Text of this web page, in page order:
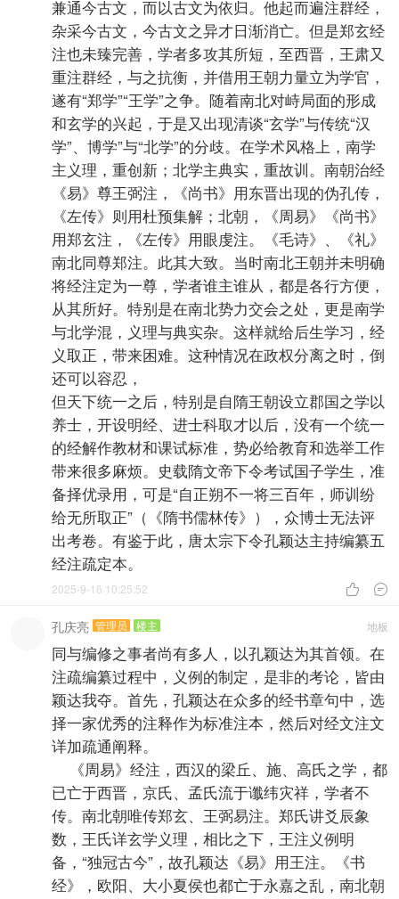
兼通今古文，而以古文为依归。他起而遍注群经，
杂采今古文，今古文之异才日渐消亡。但是郑玄经
注也未臻完善，学者多攻其所短，至西晋，王肃又
重注群经，与之抗衡，并借用王朝力量立为学官，
遂有“郑学”“王学”之争。随着南北对峙局面的形成
和玄学的兴起，于是又出现清谈“玄学”与传统“汉
学”、博学”与“北学”的分歧。在学术风格上，南学
主义理，重创新；北学主典实，重故训。南朝治经
《易》尊王弼注，《尚书》用东晋出现的伪孔传，
《左传》则用杜预集解；北朝，《周易》《尚书》
用郑玄注，《左传》用眼虔注。《毛诗》、《礼》
南北同尊郑注。此其大致。当时南北王朝并未明确
将经注定为一尊，学者谁主谁从，都是各行方便，
从其所好。特别是在南北势力交会之处，更是南学
与北学混，义理与典实杂。这样就给后生学习，经
义取正，带来困难。这种情况在政权分离之时，倒
还可以容忍，
但天下统一之后，特别是自隋王朝设立郡国之学以
养士，开设明经、进士科取才以后，没有一个统一
的经解作教材和课试标准，势必给教育和选举工作
带来很多麻烦。史载隋文帝下令考试国子学生，准
备择优录用，可是“自正朔不一将三百年，师训纷
给无所取正”（《隋书儒林传》），众博士无法评
出考卷。有鉴于此，唐太宗下令孔颖达主持编纂五
经注疏定本。
 
2025-9-16 10:25:52
地板
孔庆亮 管理员 楼主
同与编修之事者尚有多人，以孔颖达为其首领。在
注疏编纂过程中，义例的制定，是非的考论，皆由
颖达我夺。首先，孔颖达在众多的经书章句中，选
择一家优秀的注释作为标准注本，然后对经文注文
详加疏通阐释。
《周易》经注，西汉的梁丘、施、高氏之学，都
已亡于西晋，京氏、孟氏流于谶纬灾祥，学者不
传。南北朝唯传郑玄、王弼易注。郑氏讲爻辰象
数，王氏详玄学义理，相比之下，王注义例明
备，“独冠古今”，故孔颖达《易》用王注。《书
经》，欧阳、大小夏侯也都亡于永嘉之乱，南北朝